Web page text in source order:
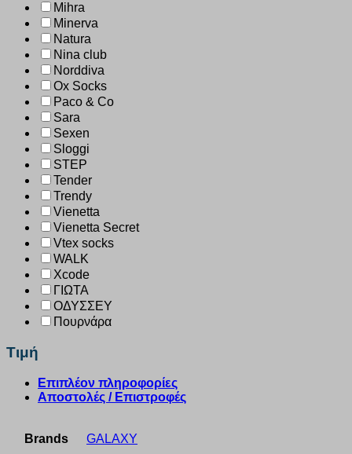
Mihra
Minerva
Natura
Nina club
Norddiva
Ox Socks
Paco & Co
Sara
Sexen
Sloggi
STEP
Tender
Trendy
Vienetta
Vienetta Secret
Vtex socks
WALK
Xcode
ΓΙΩΤΑ
ΟΔΥΣΣΕΥ
Πουρνάρα
Τιμή
Επιπλέον πληροφορίες
Αποστολές / Επιστροφές
Brands GALAXY